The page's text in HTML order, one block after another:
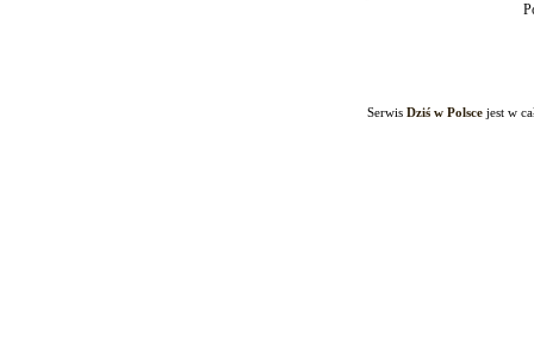
Serwis Dziś w Polscejest w